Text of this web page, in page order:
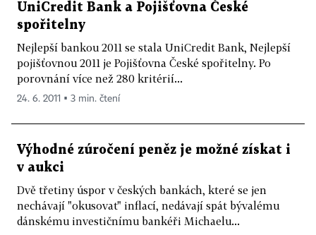
UniCredit Bank a Pojišťovna České
spořitelny
Nejlepší bankou 2011 se stala UniCredit Bank, Nejlepší
pojišťovnou 2011 je Pojišťovna České spořitelny. Po
porovnání více než 280 kritérií...
24. 6. 2011 ▪ 3 min. čtení
Výhodné zúročení peněz je možné získat i
v aukci
Dvě třetiny úspor v českých bankách, které se jen
nechávají "okusovat" inflací, nedávají spát bývalému
dánskému investičnímu bankéři Michaelu...